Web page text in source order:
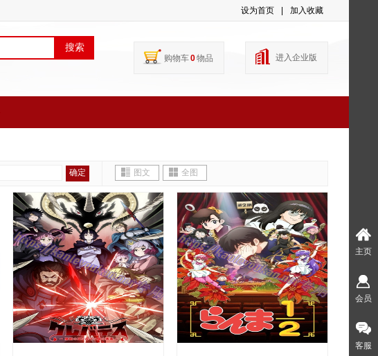
设为首页 加入收藏
购物车0物品 进入企业版
搜索
确定 图文 全图
主页
会员
客服